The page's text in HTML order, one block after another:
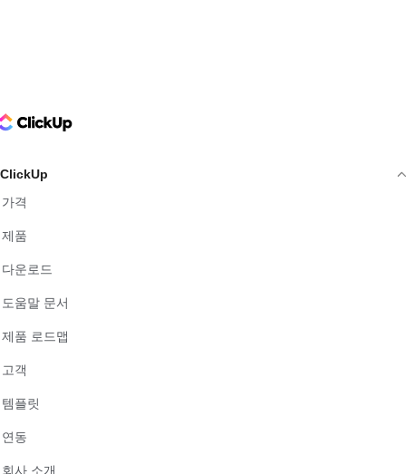
Logo
ClickUp
가격
제품
다운로드
도움말 문서
제품 로드맵
고객
템플릿
연동
회사 소개